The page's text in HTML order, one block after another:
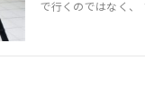
で行くのではなく、